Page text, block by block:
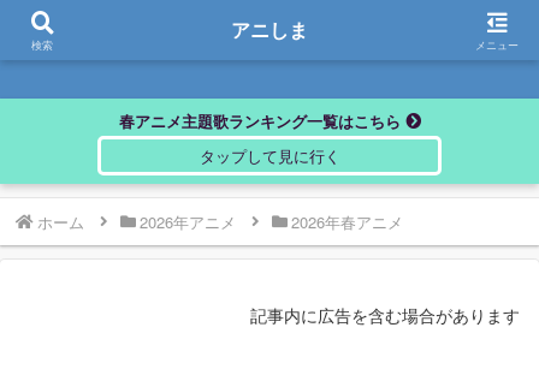
アニしま
春アニメ主題歌ランキング一覧はこちら
ホーム 2026年アニメ 2026年春アニメ
記事内に広告を含む場合があります
検索
アニしま
メニュー